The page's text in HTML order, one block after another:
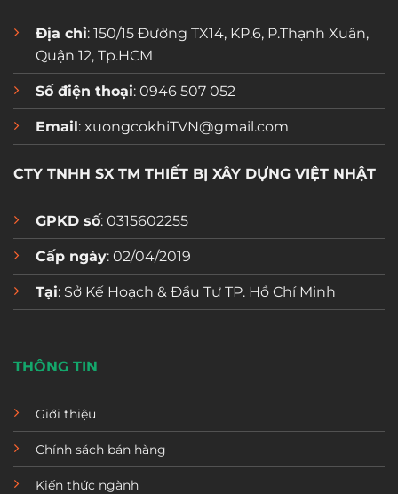
Địa chỉ: 150/15 Đường TX14, KP.6, P.Thạnh Xuân,
Quận 12, Tp.HCM
Số điện thoại: 0946 507 052
Email: xuongcokhiTVN@gmail.com
CTY TNHH SX TM THIẾT BỊ XÂY DỰNG VIỆT NHẬT
GPKD số: 0315602255
Cấp ngày: 02/04/2019
Tại: Sở Kế Hoạch & Đầu Tư TP. Hồ Chí Minh
THÔNG TIN
Giới thiệu
Chính sách bán hàng
Kiến thức ngành